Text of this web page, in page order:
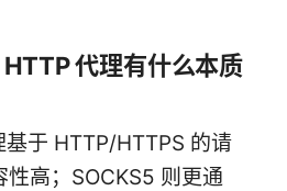
代理有什么本质
于 HTTP/HTTPS 的请
高；SOCKS5 则更通